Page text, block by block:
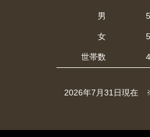
男
女
世帯数
2026年7月31日現在